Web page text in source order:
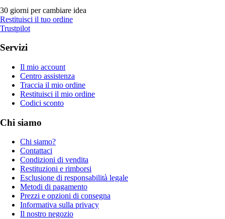
30 giorni per cambiare idea
Restituisci il tuo ordine
Trustpilot
Servizi
Il mio account
Centro assistenza
Traccia il mio ordine
Restituisci il mio ordine
Codici sconto
Chi siamo
Chi siamo?
Contattaci
Condizioni di vendita
Restituzioni e rimborsi
Esclusione di responsabilità legale
Metodi di pagamento
Prezzi e opzioni di consegna
Informativa sulla privacy
Il nostro negozio